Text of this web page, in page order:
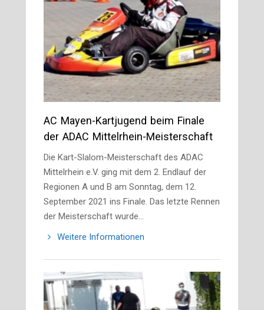
AC Mayen-Kartjugend beim Finale
der ADAC Mittelrhein-Meisterschaft
Die Kart-Slalom-Meisterschaft des ADAC
Mittelrhein e.V. ging mit dem 2. Endlauf der
Regionen A und B am Sonntag, dem 12.
September 2021 ins Finale. Das letzte Rennen
der Meisterschaft wurde…
Weitere Informationen